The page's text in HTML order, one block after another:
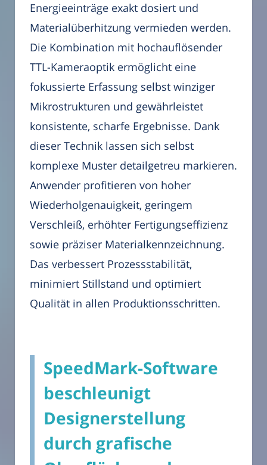
Energieeinträge exakt dosiert und
Materialüberhitzung vermieden werden.
Die Kombination mit hochauflösender
TTL-Kameraoptik ermöglicht eine
fokussierte Erfassung selbst winziger
Mikrostrukturen und gewährleistet
konsistente, scharfe Ergebnisse. Dank
dieser Technik lassen sich selbst
komplexe Muster detailgetreu markieren.
Anwender profitieren von hoher
Wiederholgenauigkeit, geringem
Verschleiß, erhöhter Fertigungseffizienz
sowie präziser Materialkennzeichnung.
Das verbessert Prozessstabilität,
minimiert Stillstand und optimiert
Qualität in allen Produktionsschritten.
SpeedMark-Software
beschleunigt
Designerstellung
durch grafische